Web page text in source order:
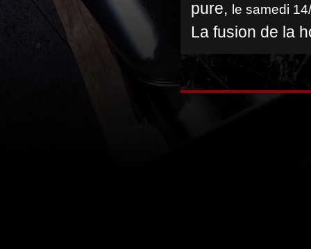
pure, le samedi
La fusion de la